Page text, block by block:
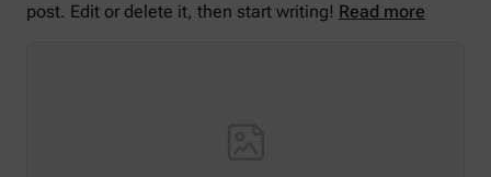
post. Edit or delete it, then start writing! Read more